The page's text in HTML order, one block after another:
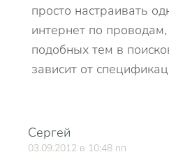
просто настраивать
интернет по
подобных тем в
зависит от
Сергей
03.09.2012 в 10:48 пп